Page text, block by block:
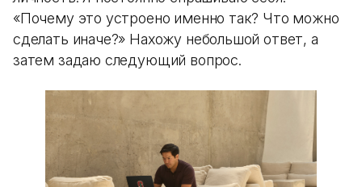
«Почему это устроено именно так? Что можно
сделать иначе?» Нахожу небольшой ответ, а
затем задаю следующий вопрос.